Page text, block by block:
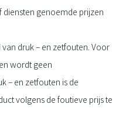
diensten genoemde prijzen
druk – en zetfouten. Voor
wordt geen
– en zetfouten is de
volgens de foutieve prijs te